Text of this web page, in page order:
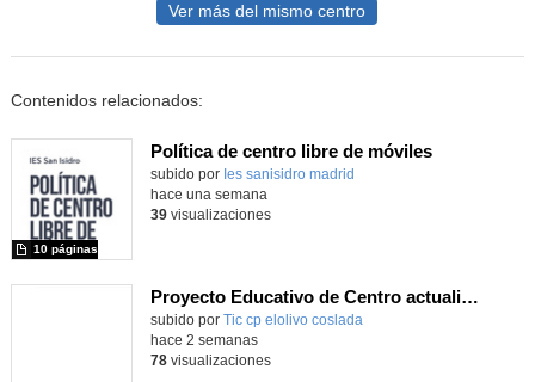
Ver más del mismo centro
Contenidos relacionados:
Política de centro libre de móviles
subido por Ies sanisidro madrid
10 páginas
hace una semana
39visualizaciones
Proyecto Educativo de Centro actualizado 2026
subido por Tic cp elolivo coslada
hace 2 semanas
78visualizaciones